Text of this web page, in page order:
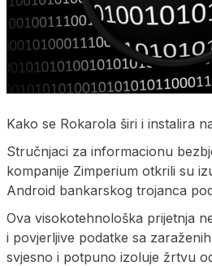
Kako se Rokarola širi i instalira
Stručnjaci za informacionu
kompanije Zimperium otkrili su
Android bankarskog trojanca
Ova visokotehnološka prijetnja
i povjerljive podatke sa
svjesno i potpuno izoluje žrtvu